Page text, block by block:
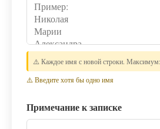
⚠️ Каждое имя с новой строки. Максимум:
⚠️ Введите хотя бы одно имя
Примечание к записке